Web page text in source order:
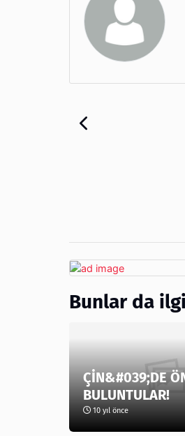
Bunlar da
ÇİN&#039;DE
BULUNTULAR!
10 yıl önce